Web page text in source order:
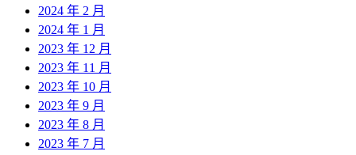
2024 年 2 月
2024 年 1 月
2023 年 12 月
2023 年 11 月
2023 年 10 月
2023 年 9 月
2023 年 8 月
2023 年 7 月